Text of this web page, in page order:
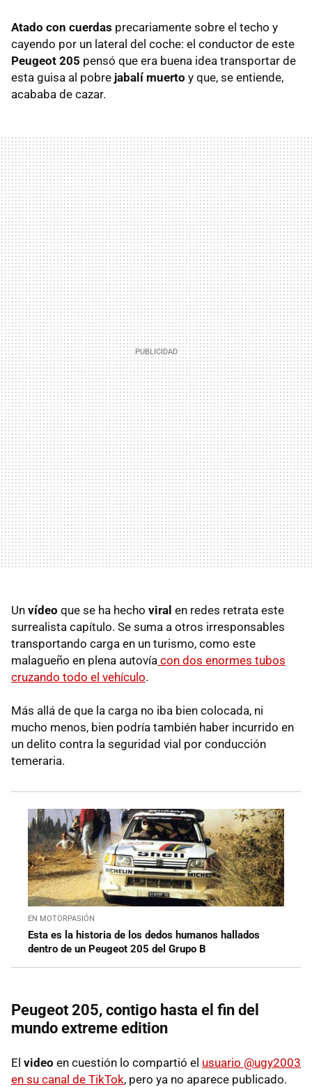
Atado con cuerdas precariamente sobre el techo y
cayendo por un lateral del coche: el conductor de este
Peugeot 205 pensó que era buena idea transportar de
esta guisa al pobre jabalí muerto y que, se entiende,
acababa de cazar.
Un vídeo que se ha hecho viral en redes retrata este
surrealista capítulo. Se suma a otros irresponsables
transportando carga en un turismo, como este
malagueño en plena autovía con dos enormes tubos
cruzando todo el vehículo.
Más allá de que la carga no iba bien colocada, ni
mucho menos, bien podría también haber incurrido en
un delito contra la seguridad vial por conducción
temeraria.
EN MOTORPASIÓN
Esta es la historia de los dedos humanos hallados
dentro de un Peugeot 205 del Grupo B
Peugeot 205, contigo hasta el fin del
mundo extreme edition
El video en cuestión lo compartió el usuario @ugy2003
en su canal de TikTok, pero ya no aparece publicado.